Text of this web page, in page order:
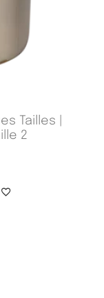
Tailles |
2